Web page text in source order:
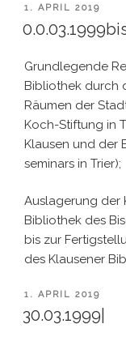
VERÖFFENTLICHT
1. APRIL 2019
Grundlegende
Bibliothek durch
Räumen der
Koch-Stiftung in
Klausen und der
seminars in Trier);
Auslagerung der
Bibliothek des
bis zur
des Klausener
VERÖFFENTLICHT
1. APRIL 2019
30.03.1999|